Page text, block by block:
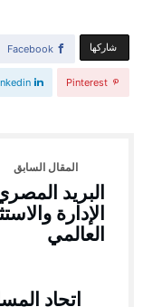
‫‫ شاركها‬ Facebook
Pinterest
البريد
الإدارة
العالمي
اتحاد